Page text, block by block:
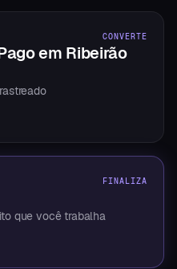
CONVERTE
em Ribeirão
FINALIZA
que você trabalha